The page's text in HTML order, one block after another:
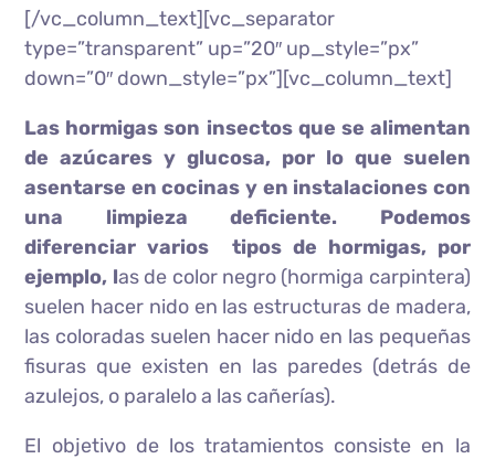
[/vc_column_text][vc_separator
type=”transparent” up=”20″ up_style=”px”
down=”0″ down_style=”px”][vc_column_text]
Las hormigas son insectos que se alimentan
de azúcares y glucosa, por lo que suelen
asentarse en cocinas y en instalaciones con
una limpieza deficiente. Podemos
diferenciar varios tipos de hormigas, por
ejemplo, las de color negro (hormiga carpintera)
suelen hacer nido en las estructuras de madera,
las coloradas suelen hacer nido en las pequeñas
fisuras que existen en las paredes (detrás de
azulejos, o paralelo a las cañerías).
El objetivo de los tratamientos consiste en la